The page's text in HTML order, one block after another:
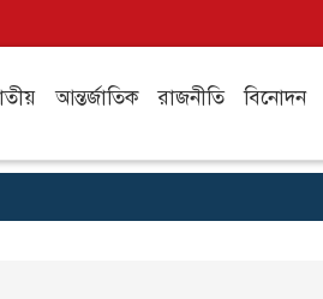
আন্তর্জাতিক রাজনীতি বিনোদন